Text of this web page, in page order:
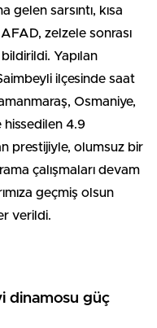
sarsıntı, kısa
zelzele sonrası
Yapılan
ilçesinde saat
Osmaniye,
hissedilen 4.9
prestijiyle, olumsuz bir
çalışmaları devam
geçmiş olsun
verildi.
dinamosu güç